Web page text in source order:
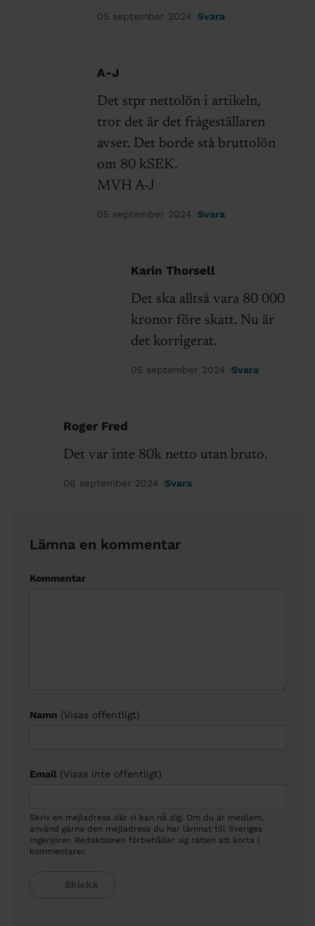
05 september 2024 Svara
A-J
Det stpr nettolön i artikeln,
tror det är det frågeställaren
avser. Det borde stå bruttolön
om 80 kSEK.
MVH A-J
05 september 2024 Svara
Karin Thorsell
Det ska alltså vara 80 000
kronor före skatt. Nu är
det korrigerat.
05 september 2024 Svara
Roger Fred
Det var inte 80k netto utan bruto.
06 september 2024 Svara
Lämna en kommentar
Kommentar
Namn (Visas offentligt)
Email (Visas inte offentligt)
Skriv en mejladress där vi kan nå dig. Om du är medlem,
använd gärna den mejladress du har lämnat till Sveriges
Ingenjörer. Redaktionen förbehåller sig rätten att korta i
kommentarer.